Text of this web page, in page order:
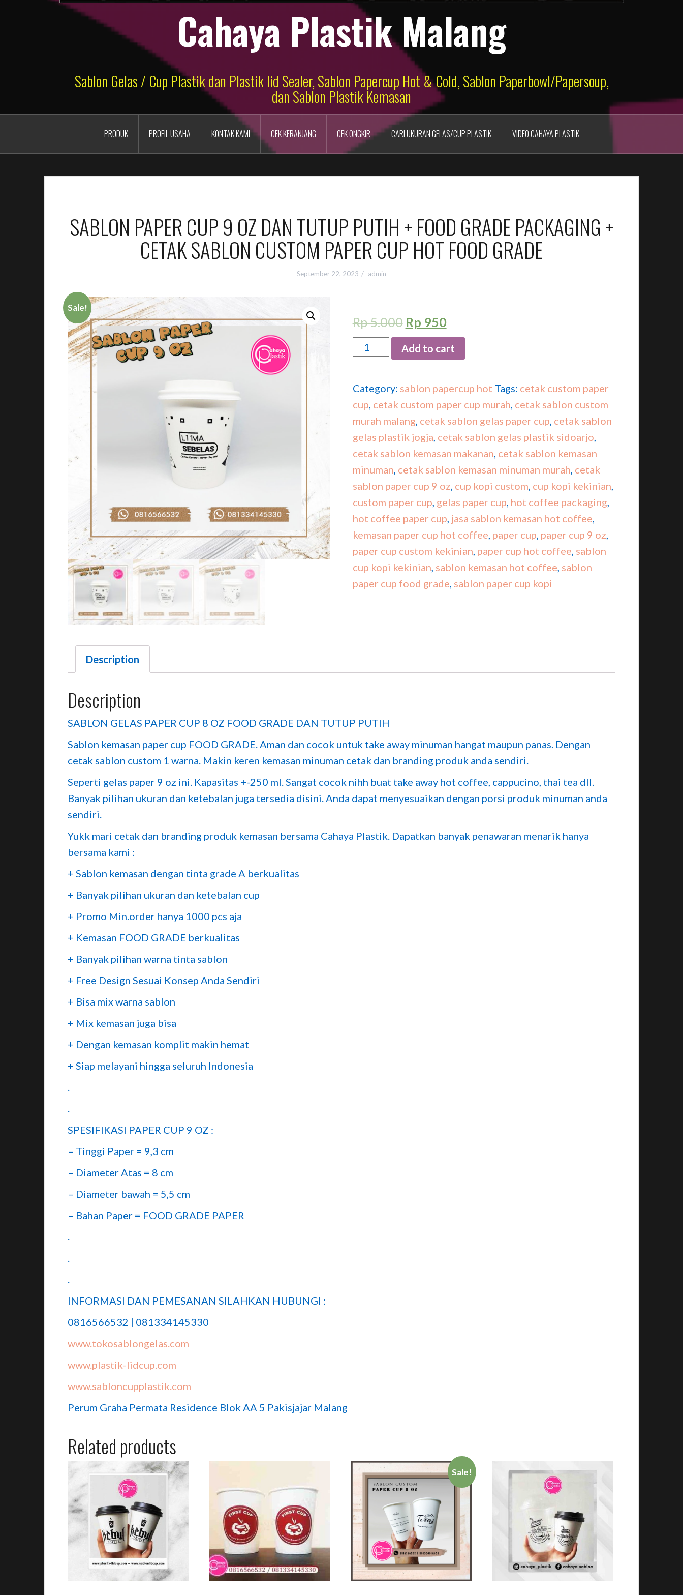
Cahaya Plastik Malang
Sablon Gelas / Cup Plastik dan Plastik lid Sealer, Sablon Papercup Hot & Cold, Sablon Paperbowl/Papersoup,
dan Sablon Plastik Kemasan
PRODUK PROFIL USAHA KONTAK KAMI CEK KERANJANG CEK ONGKIR CARI UKURAN GELAS/CUP PLASTIK VIDEO CAHAYA PLASTIK
SABLON PAPER CUP 9 OZ DAN TUTUP PUTIH + FOOD GRADE PACKAGING +
CETAK SABLON CUSTOM PAPER CUP HOT FOOD GRADE
September 22, 2023 admin
Sale!
Rp5.000 Rp 950
Quantity Add to cart
Category: sablon papercup hot Tags: cetak custom paper
cup, cetak custom paper cup murah, cetak sablon custom
murah malang, cetak sablon gelas paper cup, cetak sablon
gelas plastik jogja, cetak sablon gelas plastik sidoarjo,
cetak sablon kemasan makanan, cetak sablon kemasan
minuman, cetak sablon kemasan minuman murah, cetak
sablon paper cup 9 oz, cup kopi custom, cup kopi kekinian,
custom paper cup, gelas paper cup, hot coffee packaging,
hot coffee paper cup, jasa sablon kemasan hot coffee,
kemasan paper cup hot coffee, paper cup, paper cup 9 oz,
paper cup custom kekinian, paper cup hot coffee, sablon
cup kopi kekinian, sablon kemasan hot coffee, sablon
paper cup food grade, sablon paper cup kopi
Description
Description
SABLON GELAS PAPER CUP 8 OZ FOOD GRADE DAN TUTUP PUTIH
Sablon kemasan paper cup FOOD GRADE. Aman dan cocok untuk take away minuman hangat maupun panas. Dengan
cetak sablon custom 1 warna. Makin keren kemasan minuman cetak dan branding produk anda sendiri.
Seperti gelas paper 9 oz ini. Kapasitas +-250 ml. Sangat cocok nihh buat take away hot coffee, cappucino, thai tea dll.
Banyak pilihan ukuran dan ketebalan juga tersedia disini. Anda dapat menyesuaikan dengan porsi produk minuman anda
sendiri.
Yukk mari cetak dan branding produk kemasan bersama Cahaya Plastik. Dapatkan banyak penawaran menarik hanya
bersama kami :
+ Sablon kemasan dengan tinta grade A berkualitas
+ Banyak pilihan ukuran dan ketebalan cup
+ Promo Min.order hanya 1000 pcs aja
+ Kemasan FOOD GRADE berkualitas
+ Banyak pilihan warna tinta sablon
+ Free Design Sesuai Konsep Anda Sendiri
+ Bisa mix warna sablon
+ Mix kemasan juga bisa
+ Dengan kemasan komplit makin hemat
+ Siap melayani hingga seluruh Indonesia
SPESIFIKASI PAPER CUP 9 OZ :
– Tinggi Paper = 9,3 cm
– Diameter Atas = 8 cm
– Diameter bawah = 5,5 cm
– Bahan Paper = FOOD GRADE PAPER
INFORMASI DAN PEMESANAN SILAHKAN HUBUNGI :
0816566532 | 081334145330
www.tokosablongelas.com
www.plastik-lidcup.com
www.sabloncupplastik.com
Perum Graha Permata Residence Blok AA 5 Pakisjajar Malang
Related products
Sale!